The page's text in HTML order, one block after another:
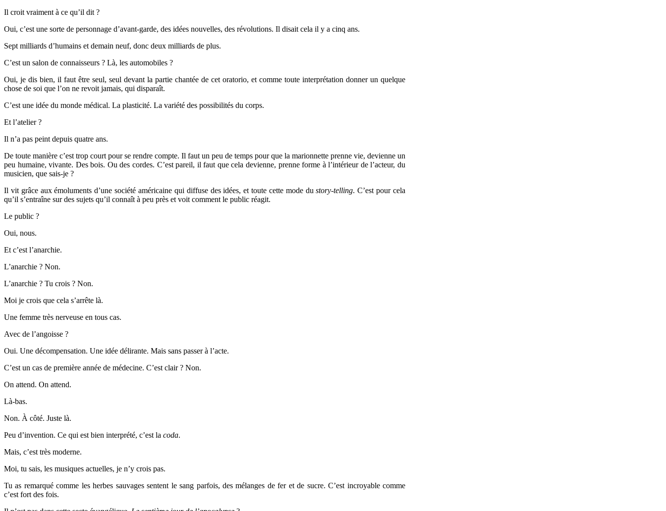
Il croit vraiment à ce qu’il dit ?
Oui, c’est une sorte de personnage d’avant-garde, des idées nouvelles, des révolutions. Il disait cela il y a cinq ans.
Sept milliards d’humains et demain neuf, donc deux milliards de plus.
C’est un salon de connaisseurs ? Là, les automobiles ?
Oui, je dis bien, il faut être seul, seul devant la partie chantée de cet oratorio, et comme toute interprétation donner un quelque
chose de soi que l’on ne revoit jamais, qui disparaît.
C’est une idée du monde médical. La plasticité. La variété des possibilités du corps.
Et l’atelier ?
Il n’a pas peint depuis quatre ans.
De toute manière c’est trop court pour se rendre compte. Il faut un peu de temps pour que la marionnette prenne vie, devienne un
peu humaine, vivante. Des bois. Ou des cordes. C’est pareil, il faut que cela devienne, prenne forme à l’intérieur de l’acteur, du
musicien, que sais-je ?
Il vit grâce aux émoluments d’une société américaine qui diffuse des idées, et toute cette mode dustory-telling. C’est pour cela
qu’il s’entraîne sur des sujets qu’il connaît à peu près et voit comment le public réagit.
Le public ?
Oui, nous.
Et c’est l’anarchie.
L’anarchie ? Non.
L’anarchie ? Tu crois ? Non.
Moi je crois que cela s’arrête là.
Une femme très nerveuse en tous cas.
Avec de l’angoisse ?
Oui. Une décompensation. Une idée délirante. Mais sans passer à l’acte.
C’est un cas de première année de médecine. C’est clair ? Non.
On attend. On attend.
Là-bas.
Non. À côté. Juste là.
Peu d’invention. Ce qui est bien interprété, c’est la coda.
Mais, c’est très moderne.
Moi, tu sais, les musiques actuelles, je n’y crois pas.
Tu as remarqué comme les herbes sauvages sentent le sang parfois, des mélanges de fer et de sucre. C’est incroyable comme
c’est fort des fois.